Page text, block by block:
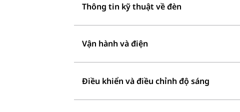
Thông tin kỹ thuật về đèn
Vận hành và điện
Điều khiển và điều chỉnh độ sáng